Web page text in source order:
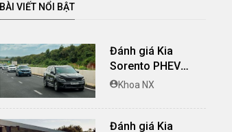
BÀI VIẾT NỔI BẬT
Đánh giá Kia
Sorento PHEV
2024: Mức giá đi
vận hành khác biệt
Khoa NX
Đánh giá Kia